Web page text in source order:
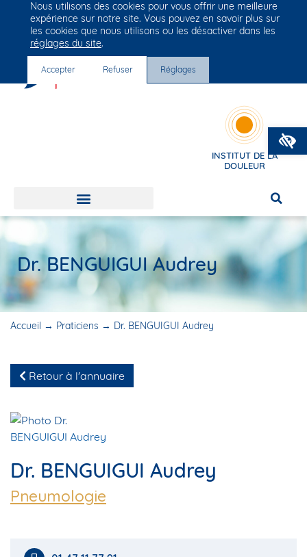
Groupe Vivalto Santé
Entre nous, la vie
INSTITUT DE LA
DOULEUR
Dr. BENGUIGUI Audrey
Accueil → Praticiens → Dr. BENGUIGUI Audrey
Retour à l'annuaire
Dr. BENGUIGUI Audrey
Pneumologie
Nous utilisons des cookies pour vous offrir une meilleure
expérience sur notre site. Vous pouvez en savoir plus sur
les cookies que nous utilisons ou les désactiver dans les
réglages du site.
Accepter Refuser Réglages